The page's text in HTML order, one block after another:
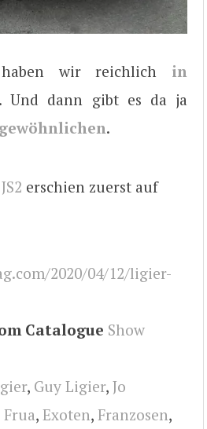
wir reichlich in
Und dann gibt es da ja
.
erschien zuerst auf
2020/04/12/ligier-
Catalogue Show
, Guy Ligier, Jo
Frua, Exoten, Franzosen,